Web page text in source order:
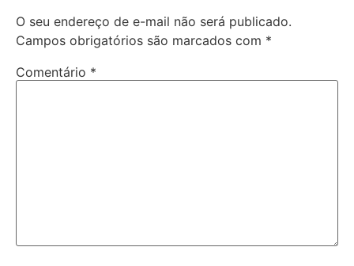
O seu endereço de e-mail não será publicado.
Campos obrigatórios são marcados com *
Comentário *